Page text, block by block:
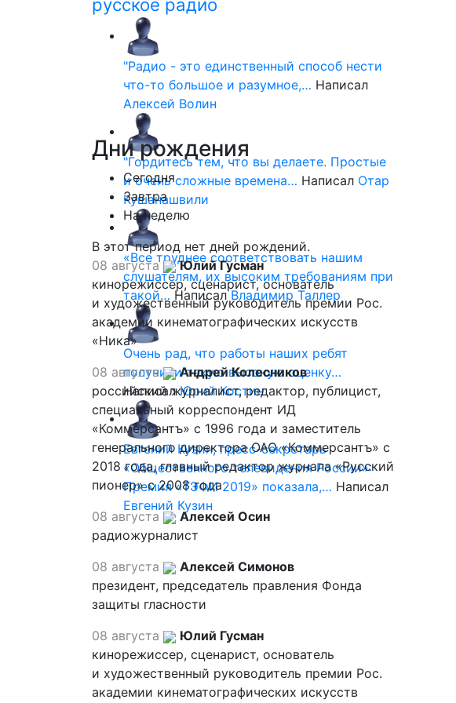
русское радио
"Радио - это единственный способ нести
что-то большое и разумное,… Написал
Алексей Волин
"Гордитесь тем, что вы делаете. Простые
и очень сложные времена… Написал Отар
Кушанашвили
«Все труднее соответствовать нашим
слушателям, их высоким требованиям при
такой… НаписалВладимир Таллер
Очень рад, что работы наших ребят
получили такую высокую оценку…
НаписалЮрий Костин
Евгений Кузин, пресс-секретарь
«Общественного телевидения России»:
Премия «ТЭФИ 2019» показала,… Написал
Евгений Кузин
Днирождения
Сегодня
Завтра
На неделю
В этот период нет дней рождений.
08 августа
Юлий Гусман
кинорежиссер, сценарист, основатель
и художественный руководитель премии Рос.
академии кинематографических искусств
«Ника»
08 августа
Андрей Колесников
российский журналист, редактор, публицист,
специальный корреспондент ИД
«Коммерсантъ» с 1996 года и заместитель
генерального директора ОАО «Коммерсантъ» с
2018 года, главный редактор журнала «Русский
пионер» с 2008 года
08 августа
Алексей Осин
радиожурналист
08 августа
Алексей Симонов
президент, председатель правления Фонда
защиты гласности
08 августа
Юлий Гусман
кинорежиссер, сценарист, основатель
и художественный руководитель премии Рос.
академии кинематографических искусств